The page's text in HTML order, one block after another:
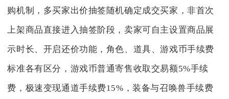
购机制，多买家出价抽签随机确定成交买家，非首次
上架商品直接进入抽签阶段，卖家可自主设置商品展
示时长、开启还价功能，角色、道具、游戏币手续费
标准各有区分，游戏币普通寄售收取交易额5%手续
费，极速变现通道手续费15%，装备与召唤兽手续费